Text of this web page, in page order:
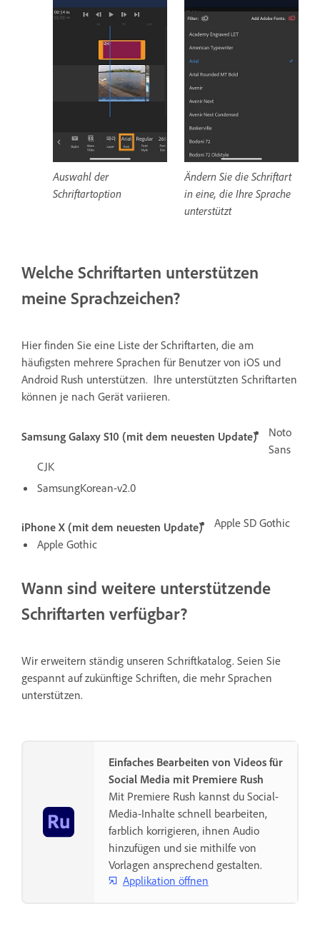
Auswahl der
Schriftartoption
Ändern Sie die Schriftart
in eine, die Ihre Sprache
unterstützt
Welche Schriftarten unterstützen
meine Sprachzeichen?
Hier finden Sie eine Liste der Schriftarten, die am
häufigsten mehrere Sprachen für Benutzer von iOS und
Android Rush unterstützen. Ihre unterstützten Schriftarten
können je nach Gerät variieren.
Samsung Galaxy S10 (mit dem neuesten Update)
Noto
Sans
CJK
SamsungKorean-v2.0
iPhone X (mit dem neuesten Update)
Apple SD Gothic
Apple Gothic
Wann sind weitere unterstützende
Schriftarten verfügbar?
Wir erweitern ständig unseren Schriftkatalog. Seien Sie
gespannt auf zukünftige Schriften, die mehr Sprachen
unterstützen.
Einfaches Bearbeiten von Videos für
Social Media mit Premiere Rush
Mit Premiere Rush kannst du Social-
Media-Inhalte schnell bearbeiten,
farblich korrigieren, ihnen Audio
hinzufügen und sie mithilfe von
Vorlagen ansprechend gestalten.
Applikation öffnen